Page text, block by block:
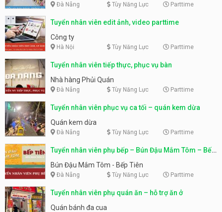
Đà Nẵng Tùy Năng Lực Parttime
Tuyển nhân viên edit ảnh, video parttime
Công ty
Hà Nội Tùy Năng Lực Parttime
Tuyển nhân viên tiếp thực, phục vụ bàn
Nhà hàng Phủi Quán
Đà Nẵng Tùy Năng Lực Parttime
Tuyển nhân viên phục vụ ca tối – quán kem dừa
Quán kem dừa
Đà Nẵng Tùy Năng Lực Parttime
Tuyển nhân viên phụ bếp – Bún Đậu Mắm Tôm – Bếp
Tiên
Bún Đậu Mắm Tôm - Bếp Tiên
Đà Nẵng Tùy Năng Lực Parttime
Tuyển nhân viên phụ quán ăn – hỗ trợ ăn ở
Quán bánh đa cua